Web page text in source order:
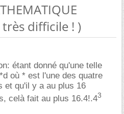
très difficile ! )
étant donné qu'une telle
où * est l'une des quatre
et qu'il y a au plus 16
celà fait au plus 16.4!.43